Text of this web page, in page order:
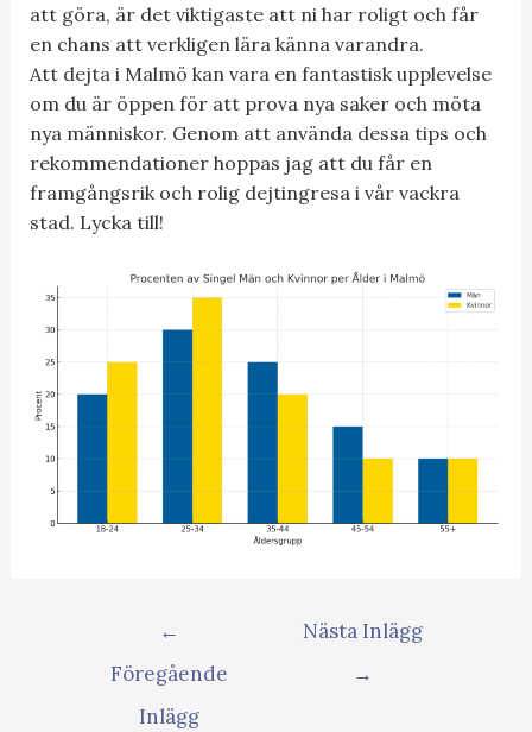
att göra, är det viktigaste att ni har roligt och får
en chans att verkligen lära känna varandra.
Att dejta i Malmö kan vara en fantastisk upplevelse
om du är öppen för att prova nya saker och möta
nya människor. Genom att använda dessa tips och
rekommendationer hoppas jag att du får en
framgångsrik och rolig dejtingresa i vår vackra
stad. Lycka till!
←
Föregående
Inlägg
Nästa Inlägg
→